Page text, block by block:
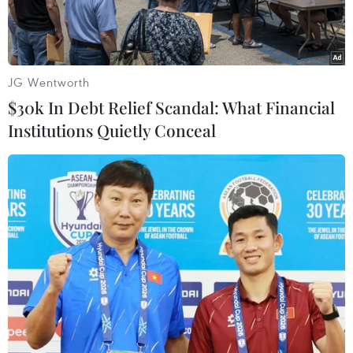
Luật sư George Defteros. (Nguồn: barossaherald.com.au)
Theo phóng viên TTXVN tại Australia, tòa án tối
cao bang Victoria của nước này ngày 30/4 đã ra
JG Wentworth
$30k In Debt Relief Scandal: What Financial
Institutions Quietly Conceal